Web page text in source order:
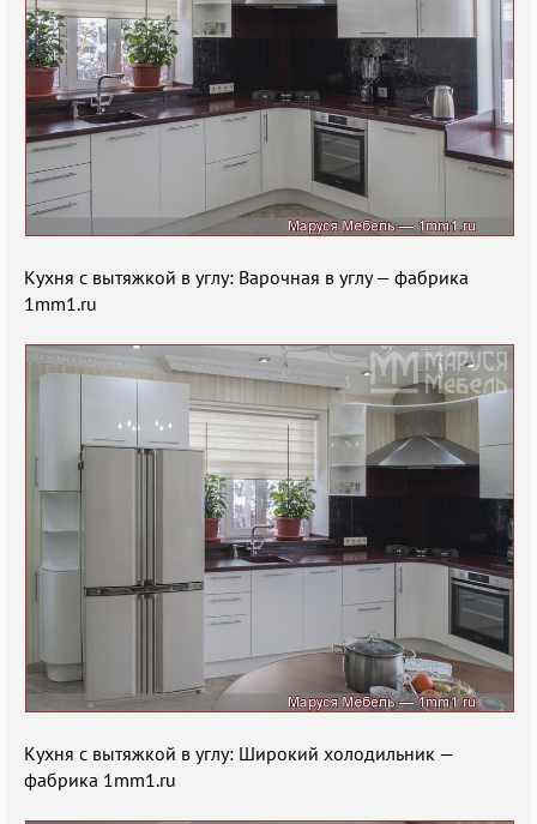
Кухня с вытяжкой в углу: Варочная в углу — фабрика
1mm1.ru
Кухня с вытяжкой в углу: Широкий холодильник —
фабрика 1mm1.ru